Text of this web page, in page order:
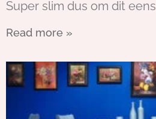
Super slim dus om dit eens
Read more »